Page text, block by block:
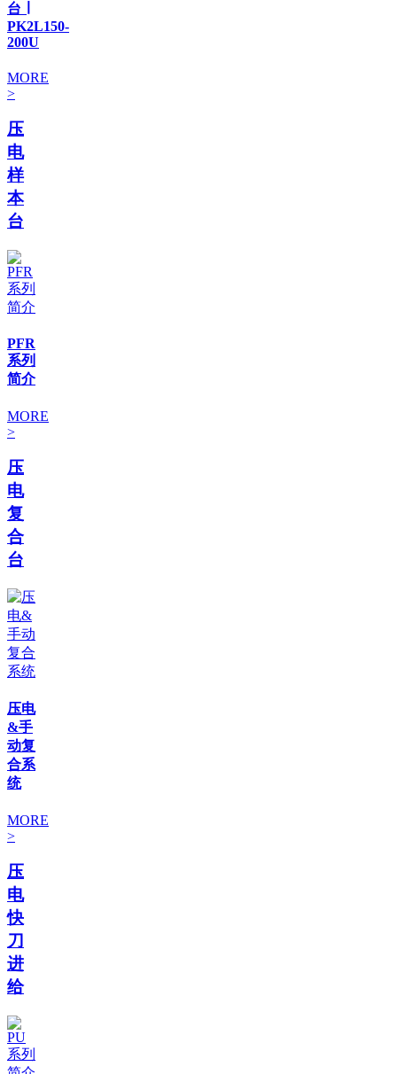
台 ∣
PK2L150-
200U
MORE
>
压
电
样
本
台
PFR
系列
简介
MORE
>
压
电
复
合
台
压电
&手
动复
合系
统
MORE
>
压
电
快
刀
进
给